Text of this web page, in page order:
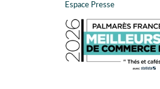
Espace Presse